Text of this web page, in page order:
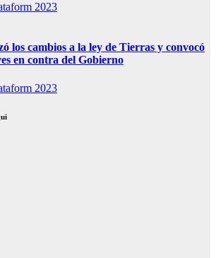
2023
los cambios a la ley de Tierras y convocó
en contra del Gobierno
2023